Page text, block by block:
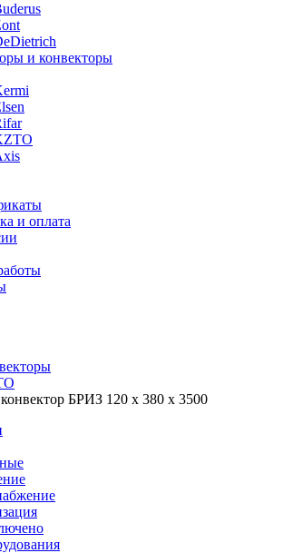
и конвекторы
и оплата
БРИЗ 120 х 380 х 3500